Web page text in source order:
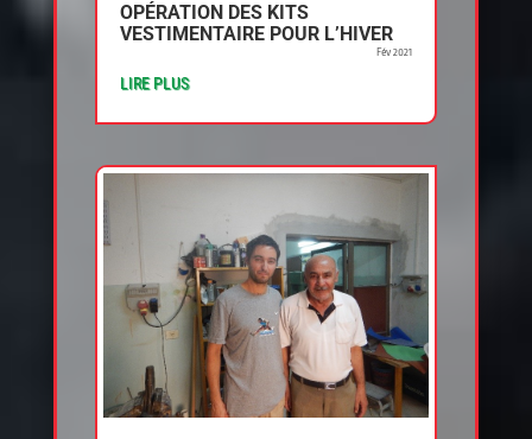
OPÉRATION DES KITS
VESTIMENTAIRE POUR L’HIVER
Fév 2021
LIRE PLUS